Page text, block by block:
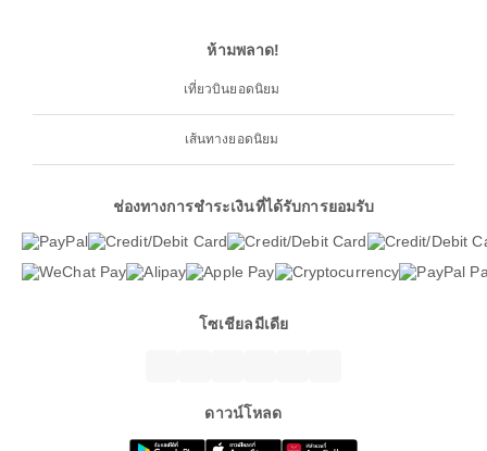
ห้ามพลาด!
เที่ยวบินยอดนิยม
เส้นทางยอดนิยม
ช่องทางการชำระเงินที่ได้รับการยอมรับ
โซเชียลมีเดีย
ดาวน์โหลด